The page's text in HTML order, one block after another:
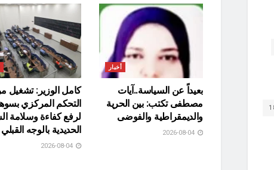
أخبار
بعيداً عن السياسة..آيات
مصطفى تكتب: بين الحرية
والديمقراطية والفوضى
كامل الوزير: تشغيل
التحكم المركزي
لرفع كفاءة وسلامة
الحديدية بالوجه القبلي